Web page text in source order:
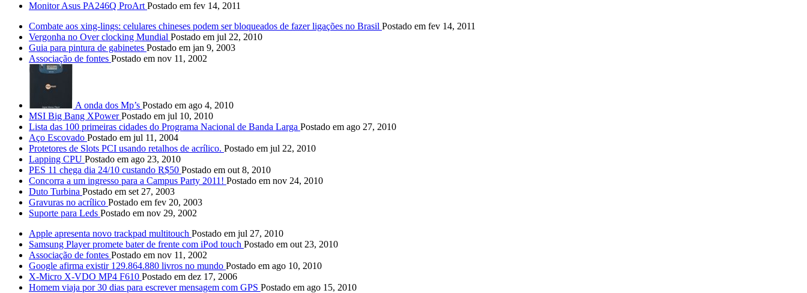
Monitor Asus PA246Q ProArt Postado em fev 14, 2011
Combate aos xing-lings: celulares chineses podem ser bloqueados de fazer ligações no Brasil Postado em fev 14, 2011
Vergonha no Over clocking Mundial Postado em jul 22, 2010
Guia para pintura de gabinetes Postado em jan 9, 2003
Associação de fontes Postado em nov 11, 2002
A onda dos Mp’s Postado em ago 4, 2010
MSI Big Bang XPower Postado em jul 10, 2010
Lista das 100 primeiras cidades do Programa Nacional de Banda Larga Postado em ago 27, 2010
Aço Escovado Postado em jul 11, 2004
Protetores de Slots PCI usando retalhos de acrílico. Postado em jul 22, 2010
Lapping CPU Postado em ago 23, 2010
PES 11 chega dia 24/10 custando R$50 Postado em out 8, 2010
Concorra a um ingresso para a Campus Party 2011! Postado em nov 24, 2010
Duto Turbina Postado em set 27, 2003
Gravuras no acrílico Postado em fev 20, 2003
Suporte para Leds Postado em nov 29, 2002
Apple apresenta novo trackpad multitouch Postado em jul 27, 2010
Samsung Player promete bater de frente com iPod touch Postado em out 23, 2010
Associação de fontes Postado em nov 11, 2002
Google afirma existir 129.864.880 livros no mundo Postado em ago 10, 2010
X-Micro X-VDO MP4 F610 Postado em dez 17, 2006
Homem viaja por 30 dias para escrever mensagem com GPS Postado em ago 15, 2010